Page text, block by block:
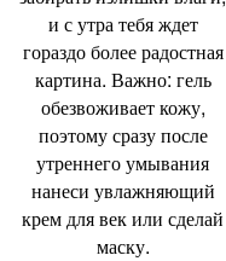
и с утра тебя ждет
гораздо более радостная
картина. Важно: гель
обезвоживает кожу,
поэтому сразу после
утреннего умывания
нанеси увлажняющий
крем для век или сделай
маску.